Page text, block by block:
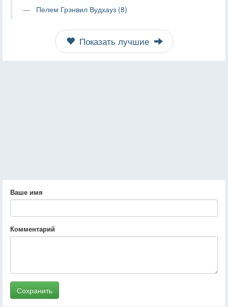
Пелем Грэнвил Вудхауз (8)
Показать лучшие
Ваше имя
Комментарий
Сохранить